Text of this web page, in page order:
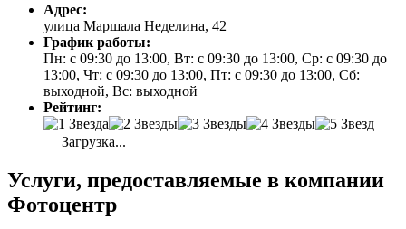
Адрес:
улица Маршала Неделина, 42
График работы:
Пн: с 09:30 до 13:00, Вт: с 09:30 до 13:00, Ср: с 09:30 до
13:00, Чт: с 09:30 до 13:00, Пт: с 09:30 до 13:00, Сб:
выходной, Вс: выходной
Рейтинг:
Загрузка...
Услуги, предоставляемые в компании
Фотоцентр